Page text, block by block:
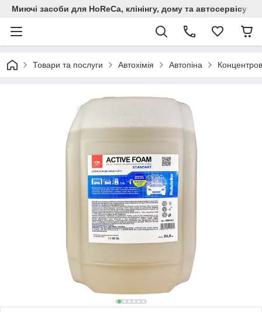
Миючi засоби для HoReCa, клінінгу, дому та автосервiсу
Товари та послуги Автохімія Автопіна